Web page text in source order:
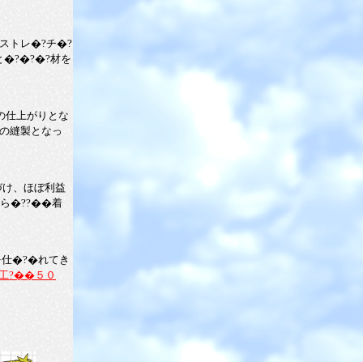
トレ�?チ�?
�?�?�?材を
上がりとな
縫製となっ
、ほぼ利益
ら�??��着
�?�れてき
?��５０